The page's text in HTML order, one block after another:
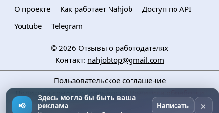
О проекте
Как работает Nahjob
Доступ по API
Youtube
Telegram
© 2026 Отзывы о работодателях
Контакт: nahjobtop@gmail.com
Пользовательское соглашение
Политика конфедициальности
персональных данных
📢
Здесь могла бы быть ваша
реклама
Написать ×